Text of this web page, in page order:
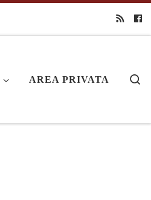
AREA PRIVATA